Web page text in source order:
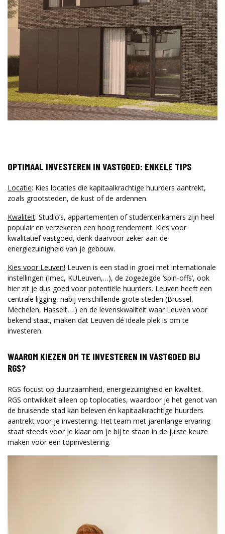
OPTIMAAL INVESTEREN IN VASTGOED: ENKELE TIPS
Locatie: Kies locaties die kapitaalkrachtige huurders aantrekt,
zoals grootsteden, de kust of de ardennen.
Kwaliteit: Studio’s, appartementen of studentenkamers zijn heel
populair en verzekeren een hoog rendement. Kies voor
kwalitatief vastgoed, denk daarvoor zeker aan de
energiezuinigheid van je gebouw.
Kies voor Leuven! Leuven is een stad in groei met internationale
instellingen (Imec, KULeuven,…), de zogezegde ‘spin-offs’, ook
hier zit je dus goed voor potentiële huurders. Leuven heeft een
centrale ligging, nabij verschillende grote steden (Brussel,
Mechelen, Hasselt,…) en de levenskwaliteit waar Leuven voor
bekend staat, maken dat Leuven dé ideale plek is om te
investeren.
WAAROM KIEZEN OM TE INVESTEREN IN VASTGOED BIJ
RGS?
RGS focust op duurzaamheid, energiezuinigheid en kwaliteit.
RGS ontwikkelt alleen op toplocaties, waardoor je het genot van
de bruisende stad kan beleven én kapitaalkrachtige huurders
aantrekt voor je investering. Het team met jarenlange ervaring
staat steeds voor je klaar om je bij te staan in de juiste keuze
maken voor een topinvestering.